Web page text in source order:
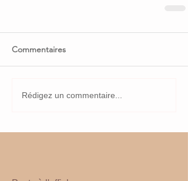
Commentaires
Rédigez un commentaire...